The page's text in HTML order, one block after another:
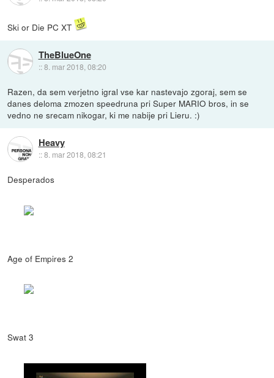
Ski or Die PC XT
TheBlueOne
::8. mar 2018, 08:20
Razen, da sem verjetno igral vse kar nastevajo zgoraj, sem se
danes deloma zmozen speedruna pri Super MARIO bros, in se
vedno ne srecam nikogar, ki me nabije pri Lieru. :)
Heavy
::8. mar 2018, 08:21
Desperados
Age of Empires 2
Swat 3